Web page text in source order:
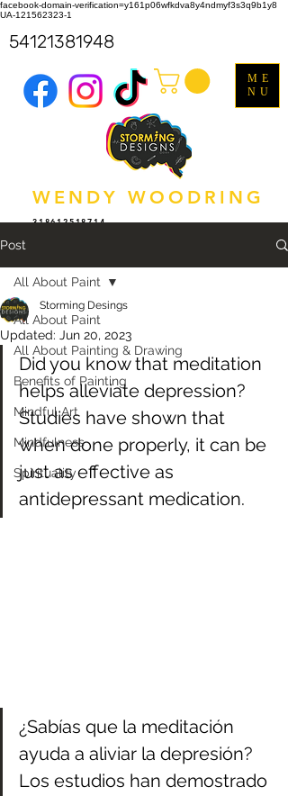
facebook-domain-verification=y161p06wfkdva8y4ndmyf3s3q9b1y8
UA-121562323-1
WENDY WOODRING
318612518714
ME
NU
54121381948
Post
All About Paint
All About Painting & Drawing
Benefits of Painting
Mindful Art
Mindfulness
Spirituality
All About Paint
Storming Desings
Updated: Jun 20, 2023
Did you know that meditation
helps alleviate depression?
Studies have shown that
when done properly, it can be
just as effective as
antidepressant medication.
¿Sabías que la meditación
ayuda a aliviar la depresión?
Los estudios han demostrado